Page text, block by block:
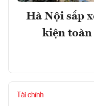
Hà Nội sắp
kiện toàn
Tài chính